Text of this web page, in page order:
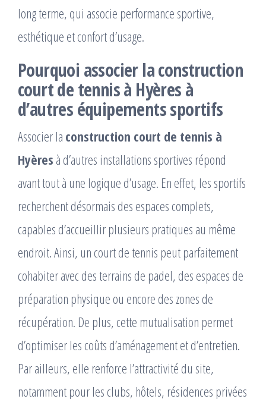
long terme, qui associe performance sportive,
esthétique et confort d’usage.
Pourquoi associer la construction
court de tennis à Hyères à
d’autres équipements sportifs
Associer la construction court de tennis à
Hyères à d’autres installations sportives répond
avant tout à une logique d’usage. En effet, les sportifs
recherchent désormais des espaces complets,
capables d’accueillir plusieurs pratiques au même
endroit. Ainsi, un court de tennis peut parfaitement
cohabiter avec des terrains de padel, des espaces de
préparation physique ou encore des zones de
récupération. De plus, cette mutualisation permet
d’optimiser les coûts d’aménagement et d’entretien.
Par ailleurs, elle renforce l’attractivité du site,
notamment pour les clubs, hôtels, résidences privées